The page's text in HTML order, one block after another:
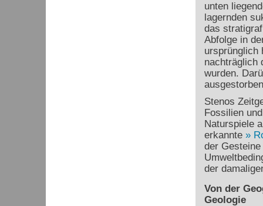
unten
lagernden
das
Abfolge in
ursprünglich
nachträglich
wurden.
Stenos
Fossilien
Naturspiele
erkannte
der
der
Von der
Geologie